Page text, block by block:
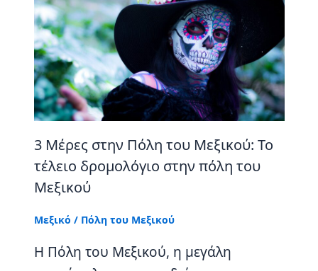
3 Μέρες στην Πόλη του Μεξικού: Το
τέλειο δρομολόγιο στην πόλη του
Μεξικού
Μεξικό / Πόλη του Μεξικού
Η Πόλη του Μεξικού, η μεγάλη